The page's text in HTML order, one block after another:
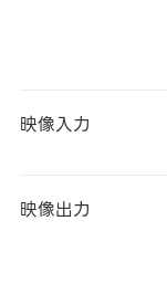
映像入力
映像出力